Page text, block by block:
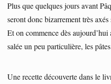
Plus que quelques jours avant
seront donc bizarrement très
Et on commence dès aujourd’hui
salée un peu particulière, les
Une recette découverte dans le